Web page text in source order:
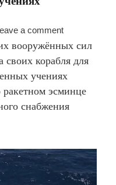
a comment
вооружённых сил
своих корабля для
учениях
эсминце
снабжения